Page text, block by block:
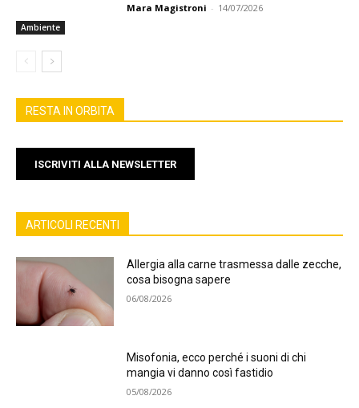
Ambiente
Mara Magistroni - 14/07/2026
RESTA IN ORBITA
ISCRIVITI ALLA NEWSLETTER
ARTICOLI RECENTI
Allergia alla carne trasmessa dalle zecche,
cosa bisogna sapere
06/08/2026
Misofonia, ecco perché i suoni di chi
mangia vi danno così fastidio
05/08/2026